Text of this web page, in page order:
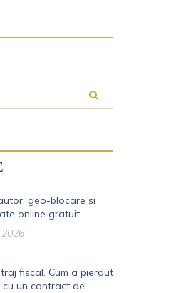
geo-blocare și
online gratuit
fiscal. Cum a pierdut
cu un contract de